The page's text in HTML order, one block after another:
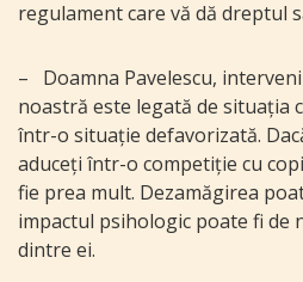
regulament care vă dă dreptul
–
Doamna Pavelescu,
noastră este legată de situația
într-o situație defavorizată.
aduceți într-o competiție cu
fie prea mult. Dezamăgirea
impactul psihologic poate fi de
dintre ei.